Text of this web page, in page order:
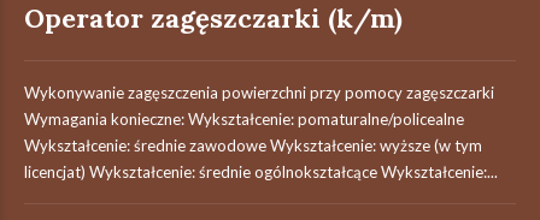
Operator zagęszczarki (k/m)
Wykonywanie zagęszczenia powierzchni przy pomocy zagęszczarki
Wymagania konieczne: Wykształcenie: pomaturalne/policealne
Wykształcenie: średnie zawodowe Wykształcenie: wyższe (w tym
licencjat) Wykształcenie: średnie ogólnokształcące Wykształcenie:...